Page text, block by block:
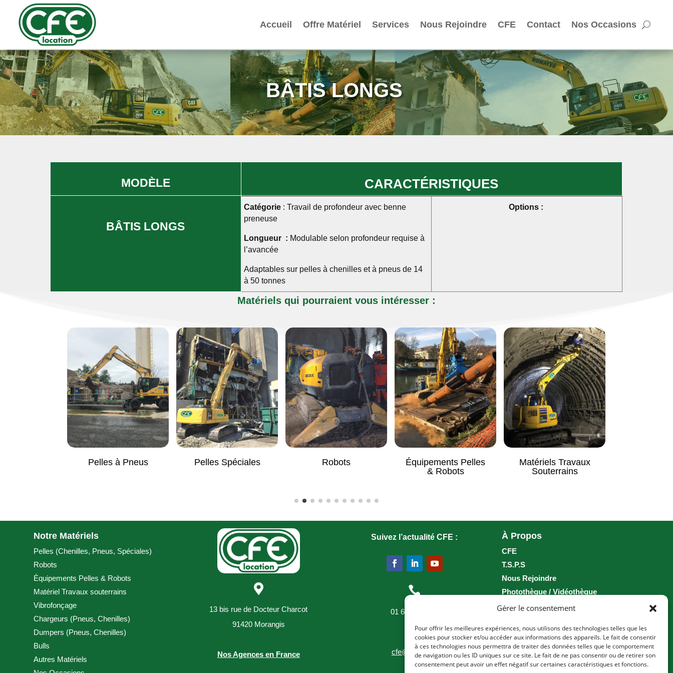
Gérer le consentement
Pour offrir les meilleures expériences, nous utilisons des technologies telles que les
cookies pour stocker et/ou accéder aux informations des appareils. Le fait de consentir
à ces technologies nous permettra de traiter des données telles que le comportement
de navigation ou les ID uniques sur ce site. Le fait de ne pas consentir ou de retirer son
consentement peut avoir un effet négatif sur certaines caractéristiques et fonctions.
Accueil Offre Matériel Services Nous Rejoindre CFE Contact Nos Occasions
BÂTIS LONGS
MODÈLE CARACTÉRISTIQUES
BÂTIS LONGS
Catégorie: Travail de profondeur avec benne
preneuse
Longueur : Modulable selon profondeur requise à
l’avancée
Adaptables sur pelles à chenilles et à pneus de 14
à 50 tonnes
Options :
Matériels qui pourraient vous intéresser :
Pelles à Pneus Pelles Spéciales Robots
Équipements Pelles
& Robots
Matériels Travaux
Souterrains
Notre Matériels
Pelles (Chenilles, Pneus, Spéciales)
Robots
Équipements Pelles & Robots
Matériel Travaux souterrains
Vibrofonçage
Chargeurs (Pneus,Chenilles)
Dumpers (Pneus,Chenilles)
Bulls
Autres Matériels

13 bis rue de Docteur Charcot
91420 Morangis
Nos Agences en France
Suivez l’actualité CFE :

01 69 34 03 89

cfe@cfe-loc.fr
À Propos
CFE
T.S.P.S
Nous Rejoindre
Photothèque / Vidéothèque
Brochure
Conditions générales et assurances
Principes généraux de location